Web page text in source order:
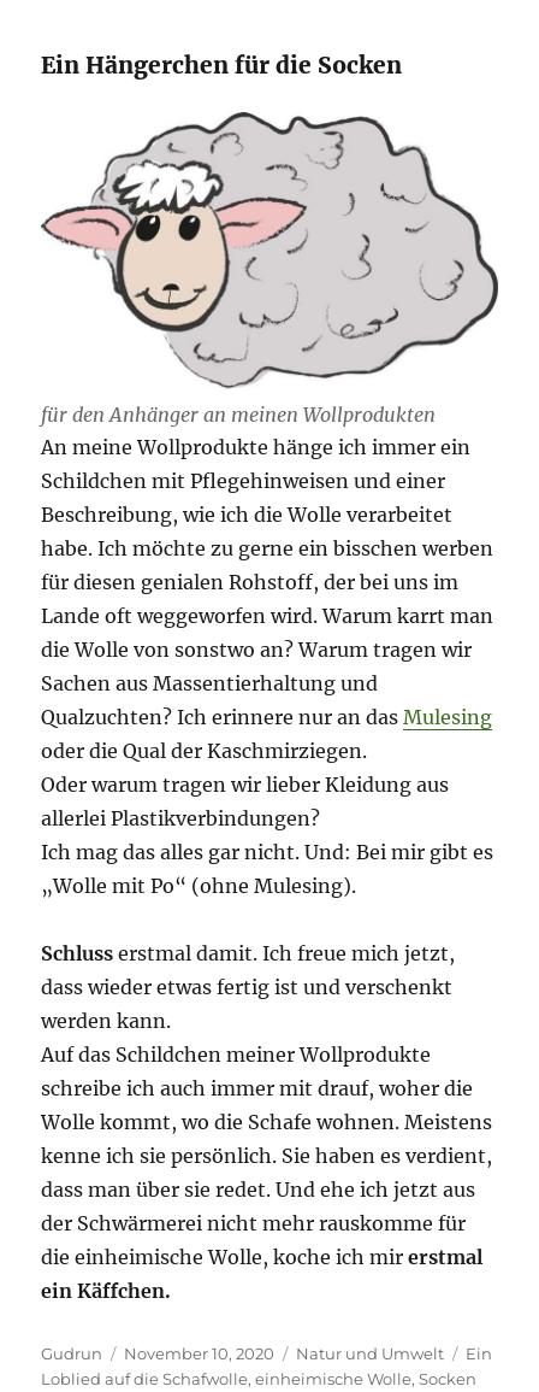
Ein Hängerchen für die Socken
für den Anhänger an meinen Wollprodukten
An meine Wollprodukte hänge ich immer ein
Schildchen mit Pflegehinweisen und einer
Beschreibung, wie ich die Wolle verarbeitet
habe. Ich möchte zu gerne ein bisschen werben
für diesen genialen Rohstoff, der bei uns im
Lande oft weggeworfen wird. Warum karrt man
die Wolle von sonstwo an? Warum tragen wir
Sachen aus Massentierhaltung und
Qualzuchten? Ich erinnere nur an dasMulesing
oder die Qual der Kaschmirziegen.
Oder warum tragen wir lieber Kleidung aus
allerlei Plastikverbindungen?
Ich mag das alles gar nicht. Und: Bei mir gibt es
„Wolle mit Po“ (ohne Mulesing).
Schluss erstmal damit. Ich freue mich jetzt,
dass wieder etwas fertig ist und verschenkt
werden kann.
Auf das Schildchen meiner Wollprodukte
schreibe ich auch immer mit drauf, woher die
Wolle kommt, wo die Schafe wohnen. Meistens
kenne ich sie persönlich. Sie haben es verdient,
dass man über sie redet. Und ehe ich jetzt aus
der Schwärmerei nicht mehr rauskomme für
die einheimische Wolle, koche ich mirerstmal
ein Käffchen.
Autor
Gudrun
Veröffentlicht
am
November 10, 2020 Kategorien
Natur und Umwelt
Ein
Loblied auf die Schafwolle,einheimische Wolle,Socken